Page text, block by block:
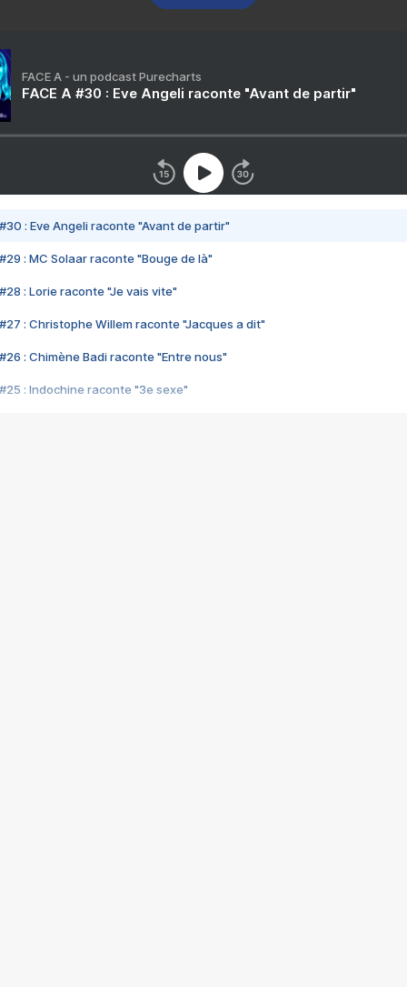
FACE A - un podcast Purecharts
FACE A #30 : Eve Angeli raconte "Avant de partir"
#30 : Eve Angeli raconte "Avant de partir"
#29 : MC Solaar raconte "Bouge de là"
#28 : Lorie raconte "Je vais vite"
#27 : Christophe Willem raconte "Jacques a dit"
#26 : Chimène Badi raconte "Entre nous"
#25 : Indochine raconte "3e sexe"